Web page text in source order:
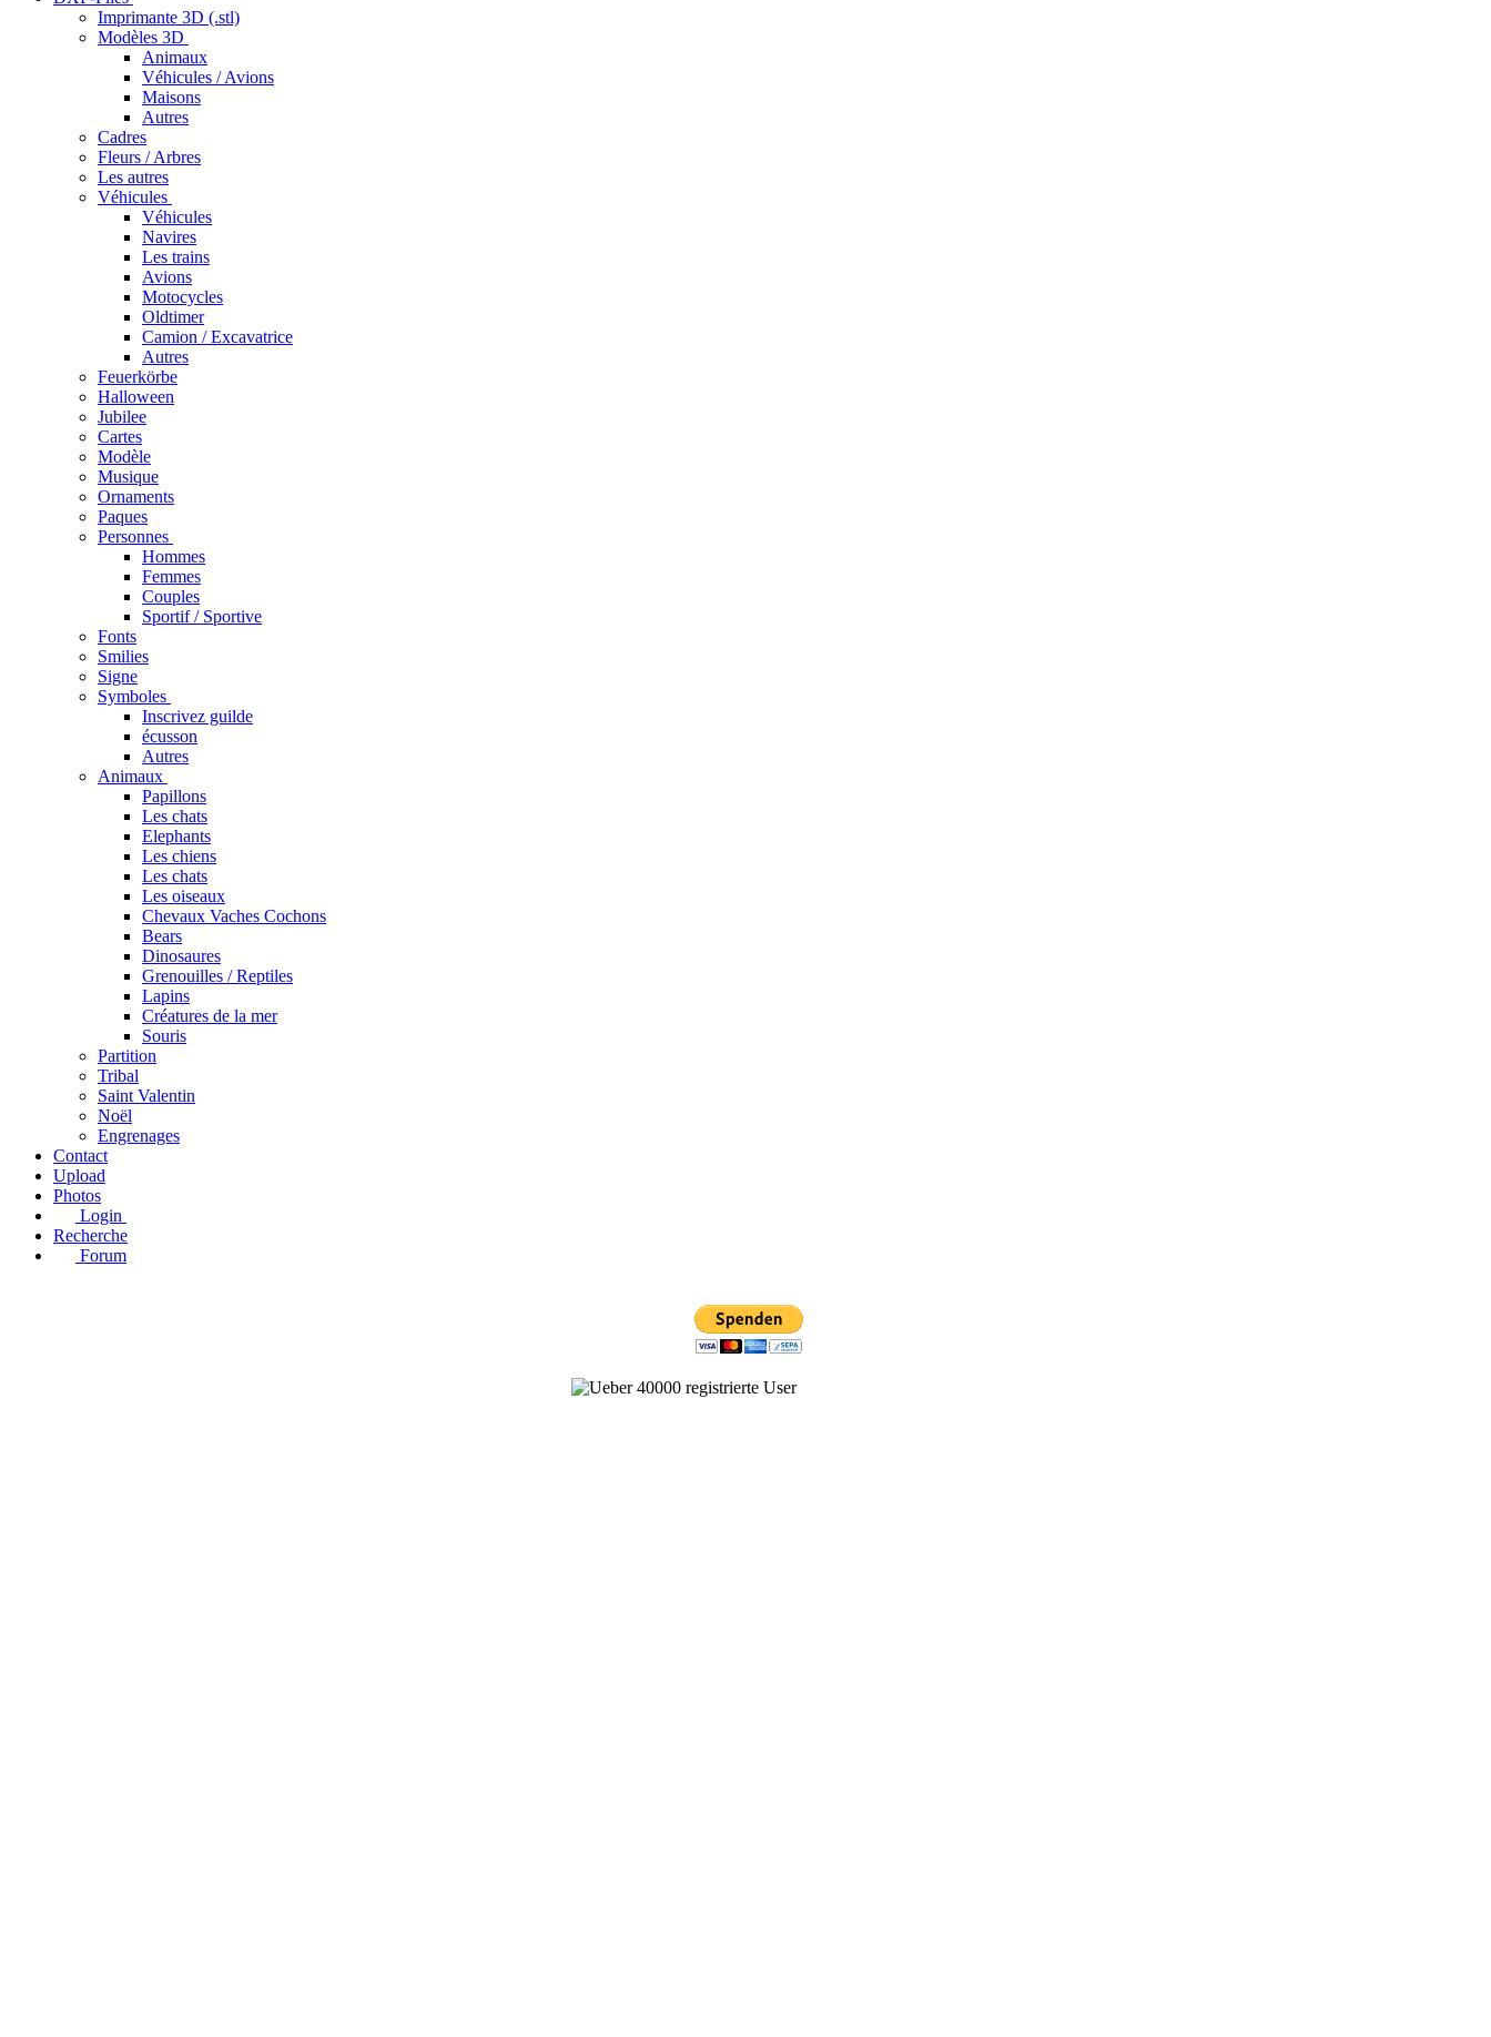
Imprimante 3D (.stl)
Modèles 3D
Animaux
Véhicules / Avions
Maisons
Autres
Cadres
Fleurs / Arbres
Les autres
Véhicules
Véhicules
Navires
Les trains
Avions
Motocycles
Oldtimer
Camion / Excavatrice
Autres
Feuerkörbe
Halloween
Jubilee
Cartes
Modèle
Musique
Ornaments
Paques
Personnes
Hommes
Femmes
Couples
Sportif / Sportive
Fonts
Smilies
Signe
Symboles
Inscrivez guilde
écusson
Autres
Animaux
Papillons
Les chats
Elephants
Les chiens
Les chats
Les oiseaux
Chevaux Vaches Cochons
Bears
Dinosaures
Grenouilles / Reptiles
Lapins
Créatures de la mer
Souris
Partition
Tribal
Saint Valentin
Noël
Engrenages
Contact
Upload
Photos
Login
Recherche
Forum